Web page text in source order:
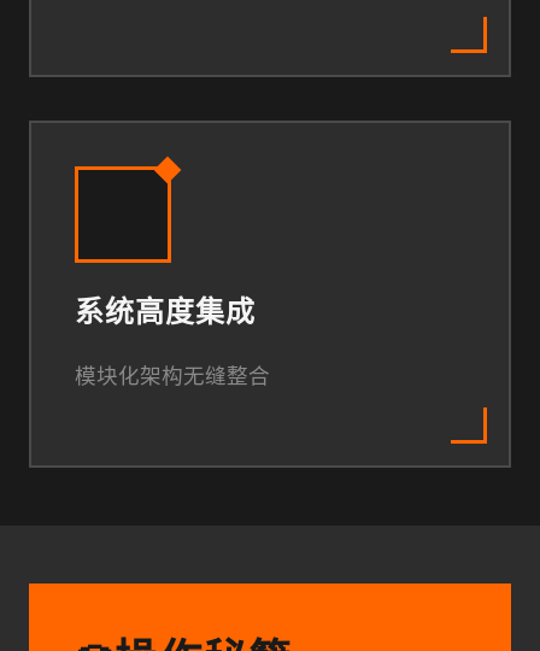
系统高度集成
模块化架构无缝整合